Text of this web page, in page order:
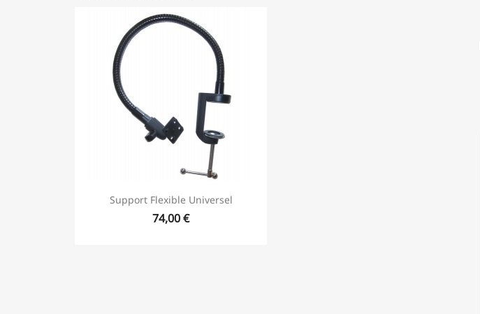
Support Flexible Universel
74,00 €